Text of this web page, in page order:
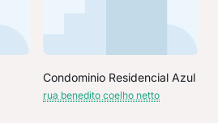
Condominio Residencial Azul
rua benedito coelho netto